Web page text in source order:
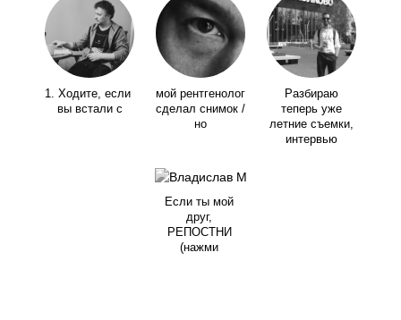
1. Ходите, если
вы встали с
мой рентгенолог
сделал снимок /
но
Разбираю
теперь уже
летние съемки,
интервью
Если ты мой
друг,
РЕПОСТНИ
(нажми